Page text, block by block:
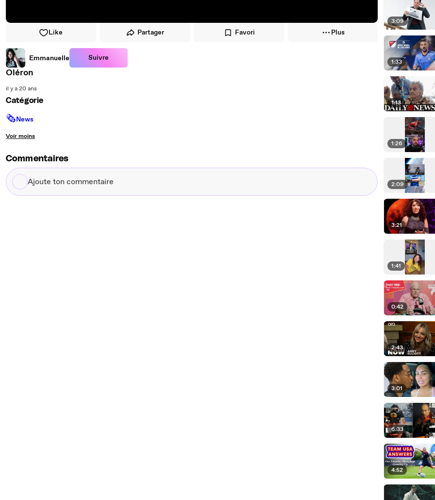
Like Partager Favori Plus
Emmanuelle Suivre
Oléron
il y a 20 ans
Catégorie
🗞News
Voir moins
Commentaires
Ajoute
ton
3:09
1:33
1:13
1:26
2:09
3:21
1:41
0:42
2:43
3:01
6:33
4:52